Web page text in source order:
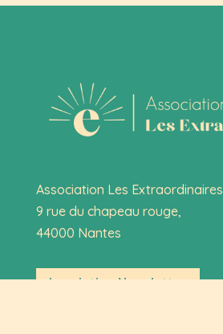
Association Les Extraordinaires
9 rue du chapeau rouge,
44000 Nantes
Inscription Newsletter